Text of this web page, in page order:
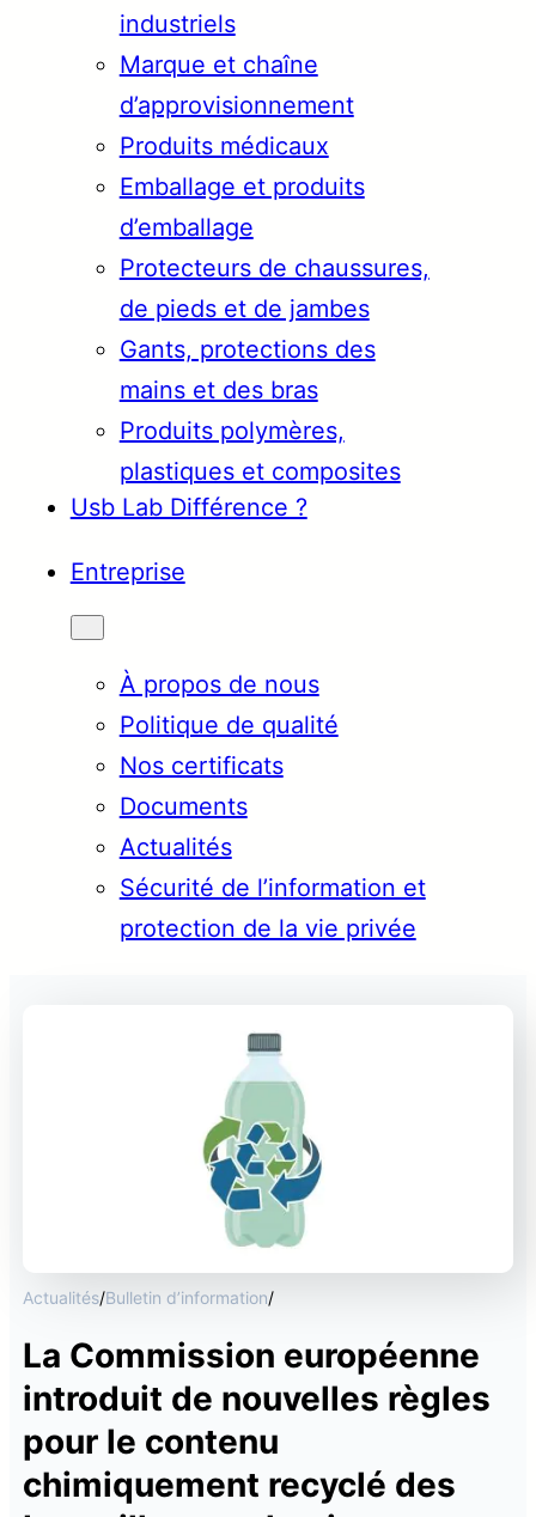
industriels
Marque et chaîne
d’approvisionnement
Produits médicaux
Emballage et produits
d’emballage
Protecteurs de chaussures,
de pieds et de jambes
Gants, protections des
mains et des bras
Produits polymères,
plastiques et composites
Usb Lab Différence ?
Entreprise
À propos de nous
Politique de qualité
Nos certificats
Documents
Actualités
Sécurité de l’information et
protection de la vie privée
Türkçe English
Français
Actualités/Bulletin d’information/
La Commission européenne
introduit de nouvelles règles
pour le contenu
chimiquement recyclé des